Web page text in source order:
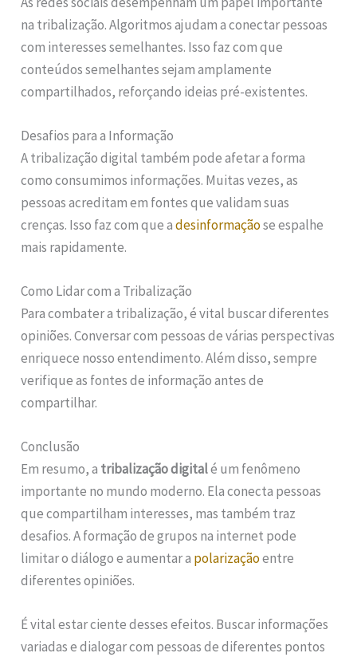
na tribalização. Algoritmos ajudam a conectar pessoas
com interesses semelhantes. Isso faz com que
conteúdos semelhantes sejam amplamente
compartilhados, reforçando ideias pré-existentes.
Desafios para a Informação
A tribalização digital também pode afetar a forma
como consumimos informações. Muitas vezes, as
pessoas acreditam em fontes que validam suas
crenças. Isso faz com que adesinformaçãose espalhe
mais rapidamente.
Como Lidar com a Tribalização
Para combater a tribalização, é vital buscar diferentes
opiniões. Conversar com pessoas de várias perspectivas
enriquece nosso entendimento. Além disso, sempre
verifique as fontes de informação antes de
compartilhar.
Conclusão
Em resumo, a tribalização digitalé um fenômeno
importante no mundo moderno. Ela conecta pessoas
que compartilham interesses, mas também traz
desafios. A formação de grupos na internet pode
limitar o diálogo e aumentar a polarizaçãoentre
diferentes opiniões.
É vital estar ciente desses efeitos. Buscar informações
variadas e dialogar com pessoas de diferentes pontos